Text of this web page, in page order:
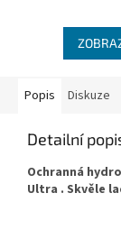
Popis Diskuze
Detailní
Ochranná
Ultra . Skvěle